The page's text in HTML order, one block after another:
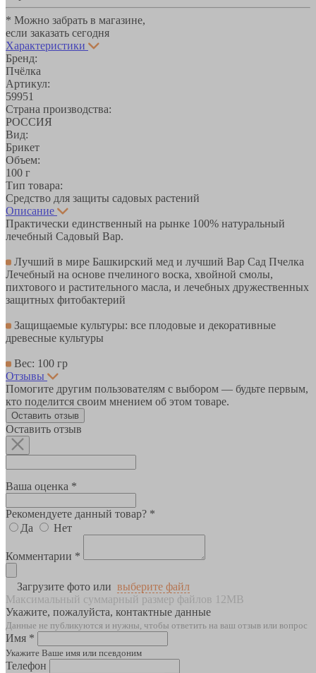
* Можно забрать в магазине,
если заказать сегодня
Характеристики
Бренд:
Пчёлка
Артикул:
59951
Страна производства:
РОССИЯ
Вид:
Брикет
Объем:
100 г
Тип товара:
Средство для защиты садовых растений
Описание
Практически единственный на рынке 100% натуральный
лечебный Садовый Вар.
Лучший в мире Башкирский мед и лучший Вар Сад Пчелка
Лечебный на основе пчелиного воска, хвойной смолы,
пихтового и растительного масла, и лечебных дружественных
защитных фитобактерий
Защищаемые культуры: все плодовые и декоративные
древесные культуры
Вес: 100 гр
Отзывы
Помогите другим пользователям с выбором — будьте первым,
кто поделится своим мнением об этом товаре.
Оставить отзыв
Оставить отзыв
Ваша оценка *
Рекомендуете данный товар? *
Да
Нет
Комментарии *
Загрузите фото или выберите файл
Максимальный суммарный размер файлов 12MB
Укажите, пожалуйста, контактные данные
Данные не публикуются и нужны, чтобы ответить на ваш отзыв или вопрос
Имя *
Укажите Ваше имя или псевдоним
Телефон